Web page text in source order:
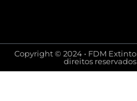
Copyright © 2024 • FDM
direitos reservados